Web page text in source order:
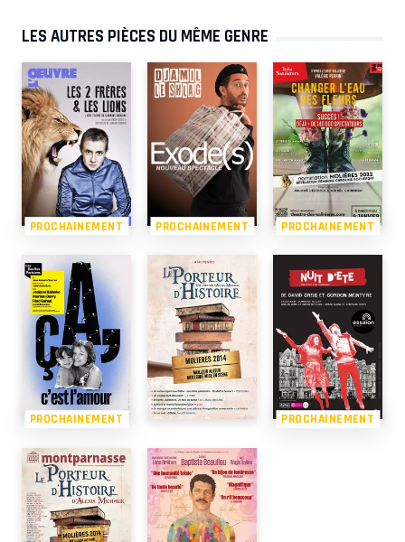
LES AUTRES PIÈCES DU MÊME GENRE
PROCHAINEMENT PROCHAINEMENT PROCHAINEMENT
PROCHAINEMENT PROCHAINEMENT